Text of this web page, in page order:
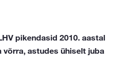
pikendasid 2010. aastal
astudes ühiselt juba